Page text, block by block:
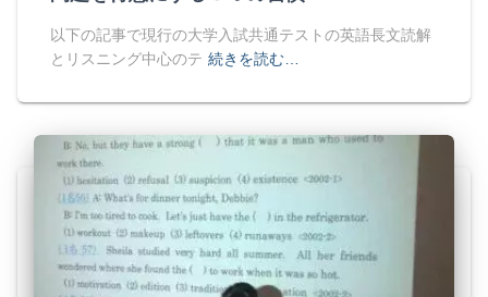
以下の記事で現行の大学入試共通テストの英語長文読解
とリスニング中心のテ 続きを読む…